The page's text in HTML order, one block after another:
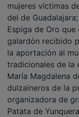
mujeres víctimas
del de
Espiga de Oro
galardón recibido
la aportación al
tradicionales de la
María Magdalena
dulzaineros de la
organizadora de
Patata de